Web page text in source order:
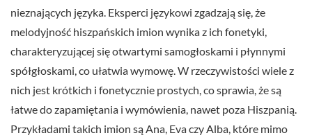
nieznających języka. Eksperci językowi zgadzają się, że
melodyjność hiszpańskich imion wynika z ich fonetyki,
charakteryzującej się otwartymi samogłoskami i płynnymi
spółgłoskami, co ułatwia wymowę. W rzeczywistości wiele z
nich jest krótkich i fonetycznie prostych, co sprawia, że są
łatwe do zapamiętania i wymówienia, nawet poza Hiszpanią.
Przykładami takich imion są Ana, Eva czy Alba, które mimo